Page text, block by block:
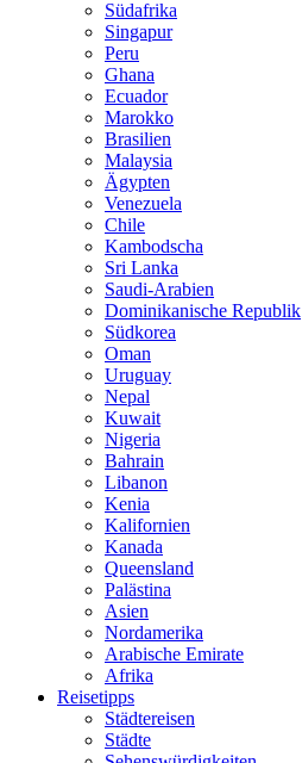
Südafrika
Singapur
Peru
Ghana
Ecuador
Marokko
Brasilien
Malaysia
Ägypten
Venezuela
Chile
Kambodscha
Sri Lanka
Saudi-Arabien
Dominikanische Republik
Südkorea
Oman
Uruguay
Nepal
Kuwait
Nigeria
Bahrain
Libanon
Kenia
Kalifornien
Kanada
Queensland
Palästina
Asien
Nordamerika
Arabische Emirate
Afrika
Reisetipps
Städtereisen
Städte